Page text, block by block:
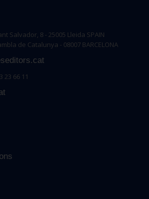
Salvador, 8 - 25005 Lleida SPAIN
de Catalunya - 08007 BARCELONA
23 66 11